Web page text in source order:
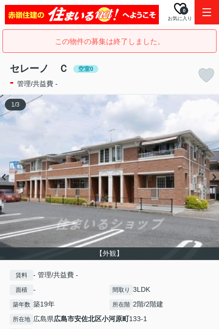
お気に入り
0
この物件の募集は終了しました。
セレーノ Ｃ 空室0
- 管理/共益費 -
【外観】
1/3
賃料 - 管理/共益費 -
面積 - 間取り 3LDK
築年数 築19年 所在階 2階/2階建
所在地 広島県広島市安佐北区小河原町133-1